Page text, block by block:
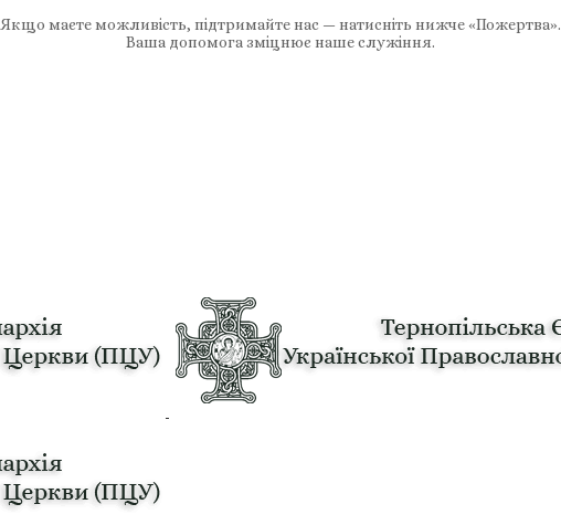
Якщо маєте можливість, підтримайте нас — натисніть нижче «Пожертва».
Ваша допомога зміцнює наше служіння.